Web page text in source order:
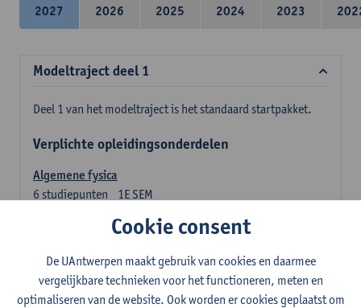
2027
2026
2025
2024
2023
Modeltraject deel 1
Deel 1 van het modeltraject is het standaard startpakket.
Verplichte opleidingsonderdelen
Algemene fysica
1E SEM
6 studiepunten
1E SEM
studiepunten
Lesgever(s):
Jan Sijbers
Cookie consent
De UAntwerpen maakt gebruik van cookies en daarmee
vergelijkbare technieken voor het functioneren, meten en
optimaliseren van de website. Ook worden er cookies geplaatst om